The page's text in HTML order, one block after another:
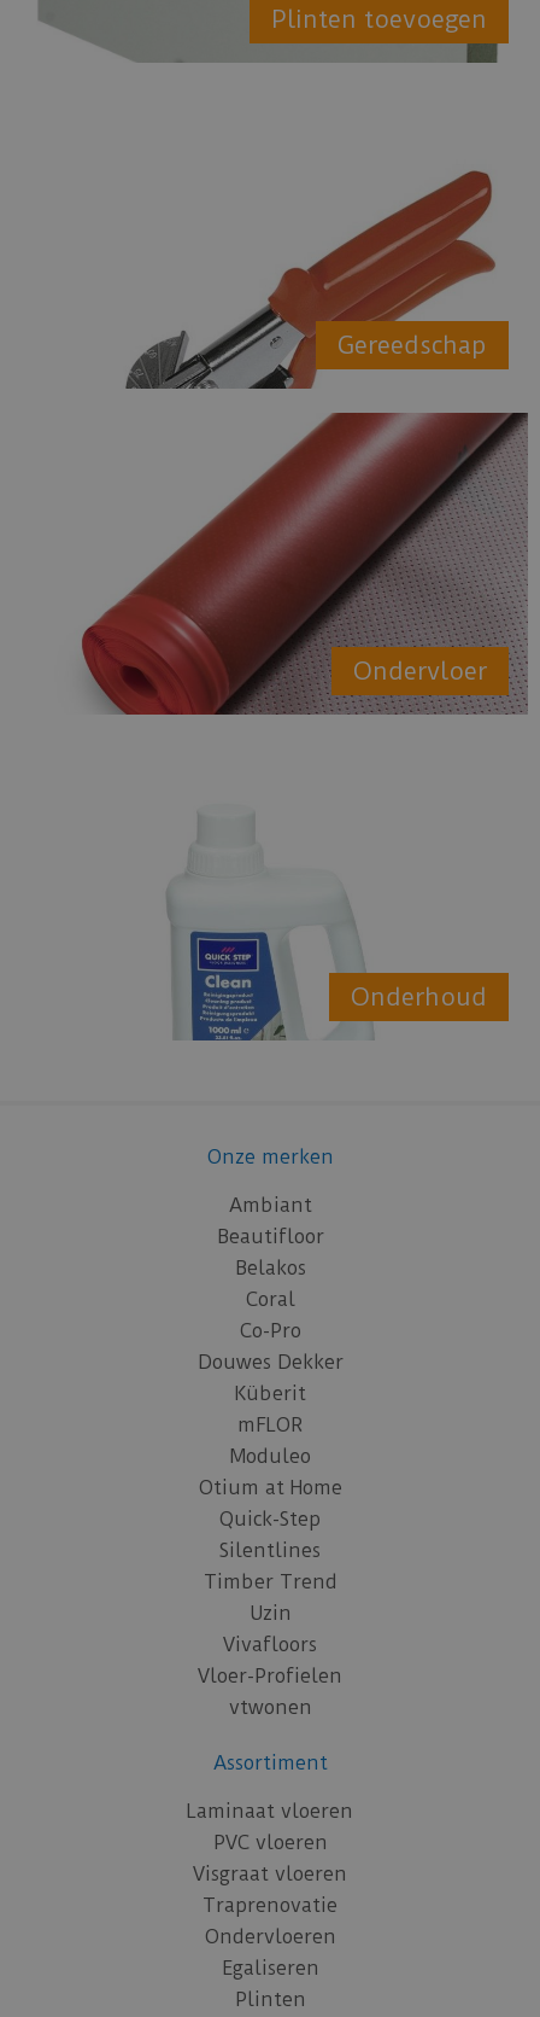
Plinten toevoegen
Gereedschap
Ondervloer
Onderhoud
Onze merken
Ambiant
Beautifloor
Belakos
Coral
Co-Pro
Douwes Dekker
Küberit
mFLOR
Moduleo
Otium at Home
Quick-Step
Silentlines
Timber Trend
Uzin
Vivafloors
Vloer-Profielen
vtwonen
Assortiment
Laminaat vloeren
PVC vloeren
Visgraat vloeren
Traprenovatie
Ondervloeren
Egaliseren
Plinten